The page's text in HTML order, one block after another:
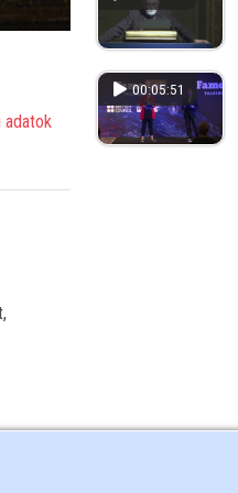
adatok
00:05:51